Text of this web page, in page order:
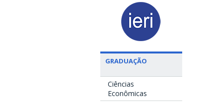
GRADUAÇÃO
Ciências
Econômicas